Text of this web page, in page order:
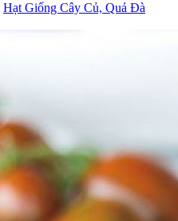
Hạt Giống Cây Củ, Quả Đà